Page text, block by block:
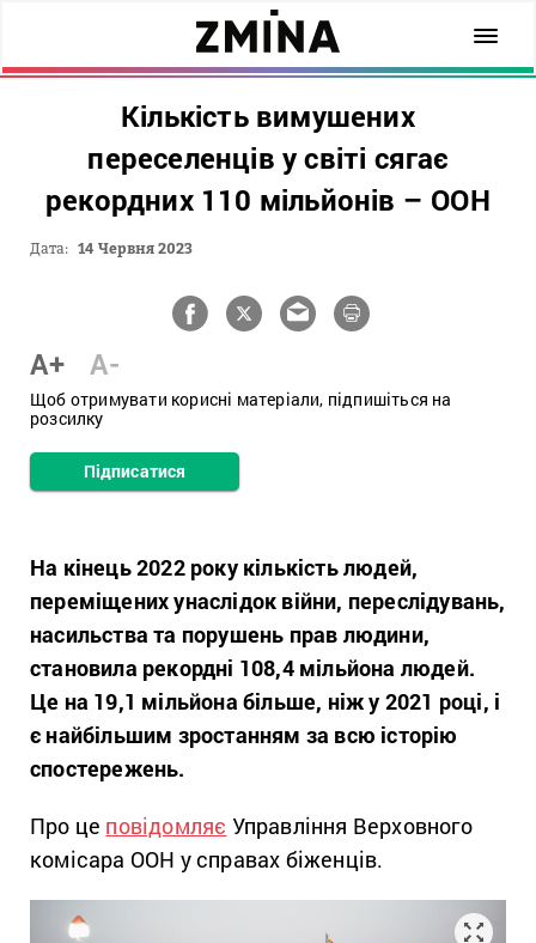
Кількість вимушених
переселенців у світі сягає
рекордних 110 мільйонів – ООН
Дата: 14 Червня 2023
A+ A-
Щоб отримувати корисні матеріали, підпишіться на
розсилку
Підписатися
На кінець 2022 року кількість людей,
переміщених унаслідок війни, переслідувань,
насильства та порушень прав людини,
становила рекордні 108,4 мільйона людей.
Це на 19,1 мільйона більше, ніж у 2021 році, і
є найбільшим зростанням за всю історію
спостережень.
Про це повідомляє Управління Верховного
комісара ООН у справах біженців.